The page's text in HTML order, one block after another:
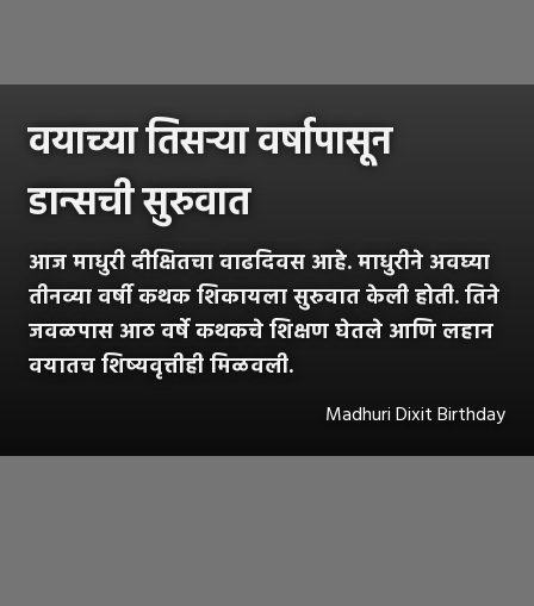
वयाच्या तिसऱ्या वर्षापासून
डान्सची सुरुवात
आज माधुरी दीक्षितचा वाढदिवस आहे. माधुरीने अवघ्या
तीनव्या वर्षी कथक शिकायला सुरुवात केली होती. तिने
जवळपास आठ वर्षे कथकचे शिक्षण घेतले आणि लहान
वयातच शिष्यवृत्तीही मिळवली.
Madhuri Dixit Birthday